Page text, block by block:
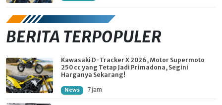
BERITA TERPOPULER
Kawasaki D-Tracker X 2026, Motor Supermoto
250 cc yang Tetap Jadi Primadona, Segini
Harganya Sekarang!
News 7 jam